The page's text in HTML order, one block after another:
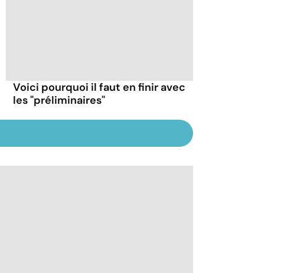
Voici pourquoi il faut en finir avec
les "préliminaires"